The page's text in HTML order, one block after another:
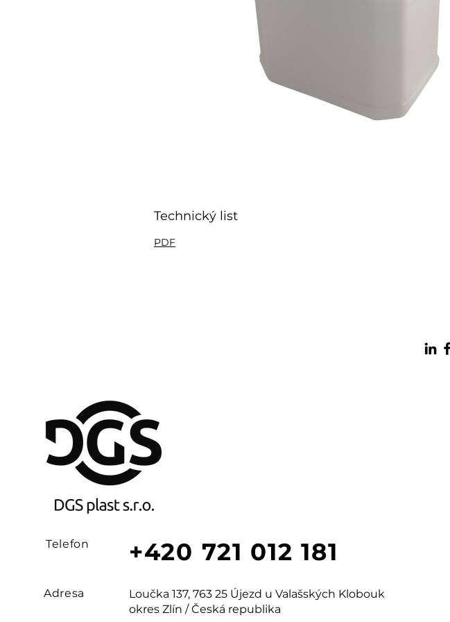
Technický list
PDF
Telefon
Adresa
+420 721 012 181
Loučka 137, 763 25 Újezd u Valašských Klobouk
okres Zlín / Česká republika